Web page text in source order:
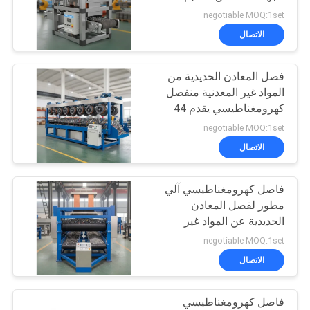
PRIVACY
POLICYالفاصل المغناطيسي
الجاف
101
الرطب المغناطيسي
فاصل
109
الفصل المغناطيسي في
عمليات التصنيع
negotiable MOQ:1set
الاتصال
فصل المعادن الحديدية من
المواد غير المعدنية منفصل
كهرومغناطيسي يقدم 44
مغناطيس وجهد مخصص
لفرز
negotiable MOQ:1set
الاتصال
فاصل كهرومغناطيسي آلي
مطور لفصل المعادن
الحديدية عن المواد غير
المعدنية في الصناعة
negotiable MOQ:1set
الاتصال
فاصل كهرومغناطيسي